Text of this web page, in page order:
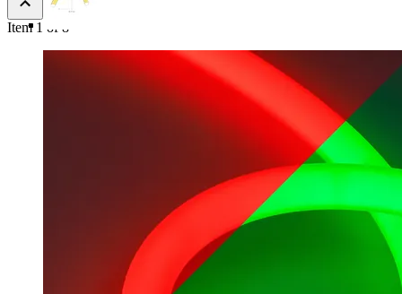
Item 1 of 8